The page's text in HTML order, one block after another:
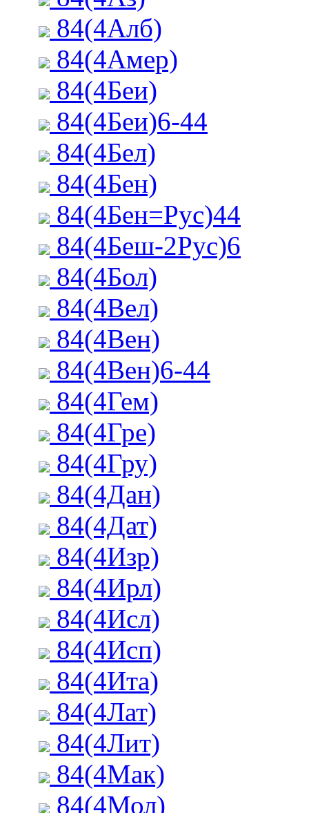
84(4Алб)
84(4Амер)
84(4Беи)
84(4Беи)6-44
84(4Бел)
84(4Бен)
84(4Бен=Рус)44
84(4Беш-2Рус)6
84(4Бол)
84(4Вел)
84(4Вен)
84(4Вен)6-44
84(4Гем)
84(4Гре)
84(4Гру)
84(4Дан)
84(4Дат)
84(4Изр)
84(4Ирл)
84(4Исл)
84(4Исп)
84(4Ита)
84(4Лат)
84(4Лит)
84(4Мак)
84(4Мол)